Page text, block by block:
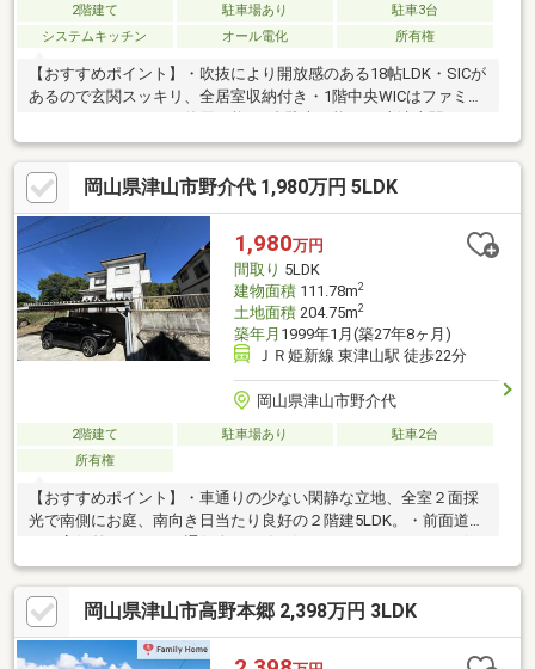
2階建て 駐車場あり
駐車3台
システムキッチン
オール電化 所有権
【おすすめポイント】・吹抜により開放感のある18帖LDK・SICが
あるので玄関スッキリ、全居室収納付き・1階中央WICはファミリ
950m（徒歩12分）通勤通学に便利・津山ICまで1300m（車3分）
お出かけにおすすめ【周辺施設】・河辺小学校まで1119m（徒歩
14分）・津山東中学校まで1227m（徒歩16分）・ファミリーマー
ト津山国分寺店まで7m（徒歩2分）・セブンイレブン津山国分寺
店まで230m（徒歩3分）・エスマート河辺店まで1000m（徒歩13
分）・イオンモール津山まで1200m（徒歩15分）
岡山県津山市野介代 1,980万円 5LDK
1,980万円
間取り 5LDK
建物面積111.78m2
土地面積204.75m2
築年月 1999年1月(築27年8ヶ月)
ＪＲ姫新線 東津山駅 徒歩22分
岡山県津山市野介代
2階建て 駐車場あり
駐車2台
所有権
【おすすめポイント】・車通りの少ない閑静な立地、全室２面採
光で南側にお庭、南向き日当たり良好の２階建5LDK。・前面道路
より高低差があるので通行人の目線が気になりません。・ＪＲ姫
新線 東津山駅まで1700ｍ（徒歩22分）通勤通学に便利です。・イ
オン津山店まで2400ｍ（車5分）お買い物に便利です。【周辺施
設】・ファミリーマート津山天神橋店まで1400ｍ（徒歩18分）・
マルイ イーストランド店まで1600ｍ（徒歩20分）・ウエルシア東
津山駅前店まで1700ｍ（徒歩22分）・津山中央病院まで1300ｍ
岡山県津山市高野本郷 2,398万円 3LDK